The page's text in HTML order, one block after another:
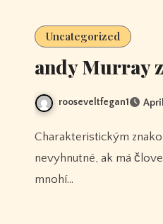
Uncategorized
andy Murray
rooseveltfegan1
Charakteristickým znakom tohto umenia sú prísne morálne a stravovacie režimy, ktoré sa považujú za
nevyhnutné, ak má
mnohí…